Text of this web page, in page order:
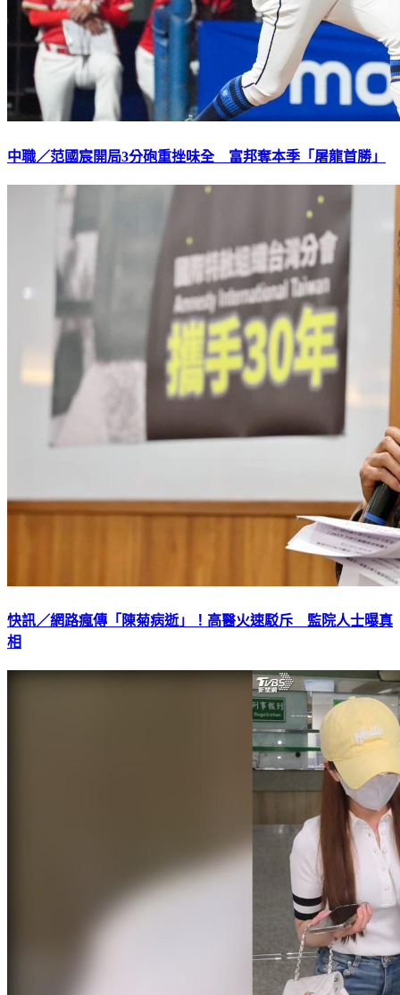
中職／范國宸開局3分砲重挫味全 富邦奪本季「屠龍首勝」
快訊／網路瘋傳「陳菊病逝」！高醫火速駁斥 監院人士曝真
相